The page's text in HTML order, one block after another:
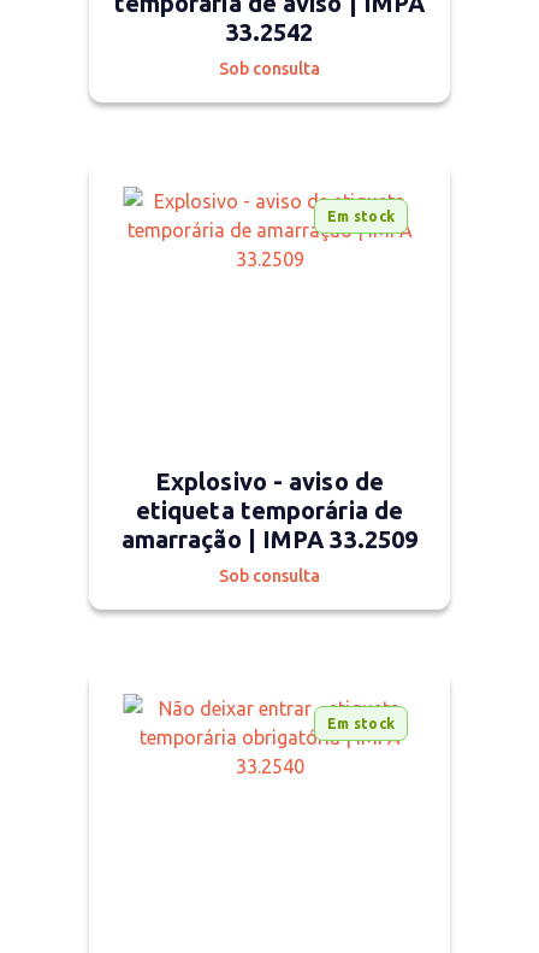
33.2542
Sob consulta
Em stock
Explosivo - aviso de
etiqueta temporária de
amarração | IMPA 33.2509
Sob consulta
Em stock